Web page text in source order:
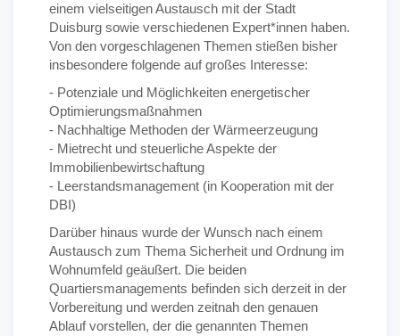
einem vielseitigen Austausch mit der Stadt
Duisburg sowie verschiedenen Expert*innen haben.
Von den vorgeschlagenen Themen stießen bisher
insbesondere folgende auf großes Interesse:
- Potenziale und Möglichkeiten energetischer
Optimierungsmaßnahmen
- Nachhaltige Methoden der Wärmeerzeugung
- Mietrecht und steuerliche Aspekte der
Immobilienbewirtschaftung
- Leerstandsmanagement (in Kooperation mit der
DBI)
Darüber hinaus wurde der Wunsch nach einem
Austausch zum Thema Sicherheit und Ordnung im
Wohnumfeld geäußert. Die beiden
Quartiersmanagements befinden sich derzeit in der
Vorbereitung und werden zeitnah den genauen
Ablauf vorstellen, der die genannten Themen